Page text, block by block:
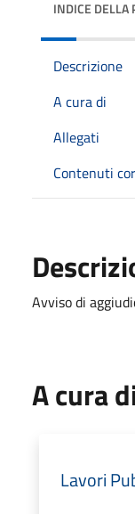
INDICE DELLA
Descrizione
A cura di
Allegati
Contenuti
Avviso di
A cura
Lavori